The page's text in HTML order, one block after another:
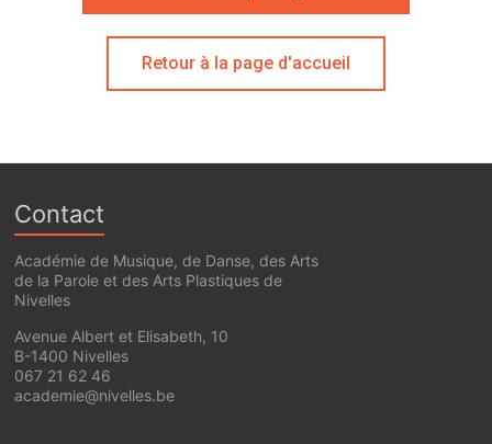
Retour à la page d'accueil
Contact
Académie de Musique, de Danse, des Arts
de la Parole et des Arts Plastiques de
Nivelles
Avenue Albert et Elisabeth, 10
B-1400 Nivelles
067 21 62 46
academie@nivelles.be